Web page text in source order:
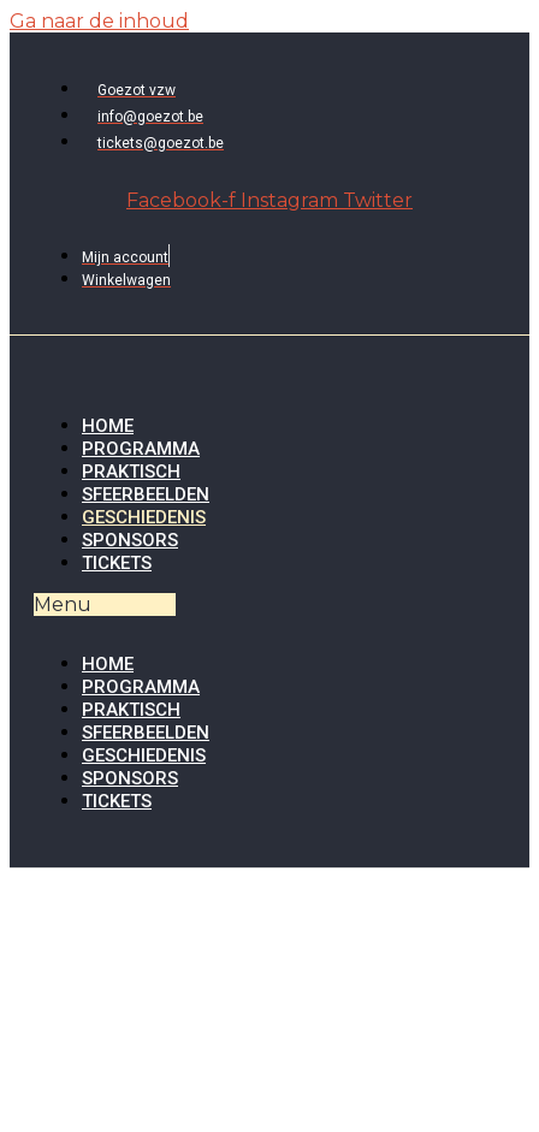
Ga naar de inhoud
Goezot vzw
info@goezot.be
tickets@goezot.be
Facebook-f Instagram Twitter
Mijn account
Winkelwagen
HOME
PROGRAMMA
PRAKTISCH
SFEERBEELDEN
GESCHIEDENIS
SPONSORS
TICKETS
Menu
HOME
PROGRAMMA
PRAKTISCH
SFEERBEELDEN
GESCHIEDENIS
SPONSORS
TICKETS